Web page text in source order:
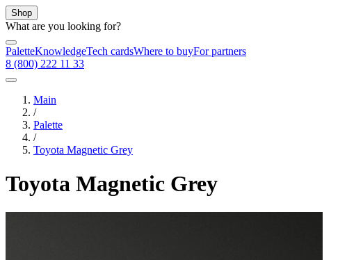
Shop
What are you looking for?
PaletteKnowledgeTech cardsWhere to buyFor partners
8 (800) 222 11 33
Main
/
Palette
/
Toyota Magnetic Grey
Toyota Magnetic Grey